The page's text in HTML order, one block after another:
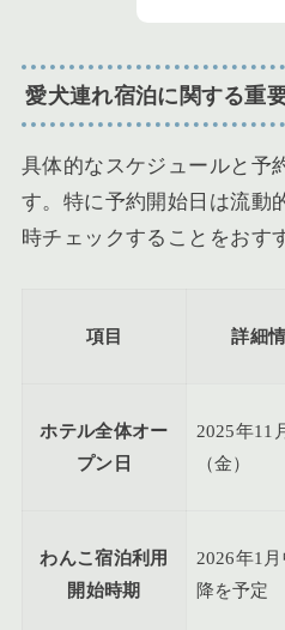
愛犬連れ宿泊に関する重
具体的なスケジュールと予
す。特に予約開始日は流動
時チェックすることをおす
項目 詳細
ホテル全体オー
プン日
2025年11
（金）
わんこ宿泊利用
開始時期
2026年1
降を予定